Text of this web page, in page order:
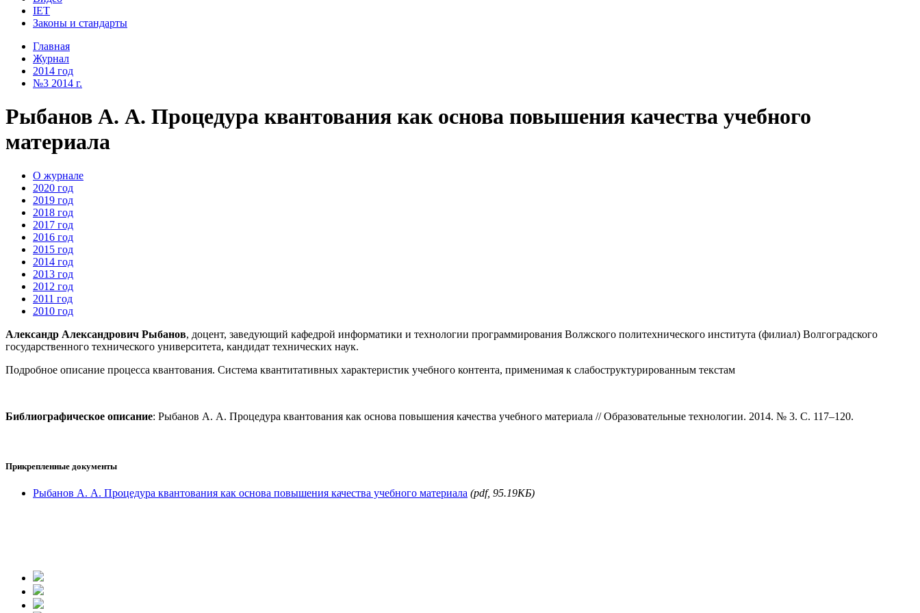
IET
Законы и стандарты
Главная
Журнал
2014 год
№3 2014 г.
Рыбанов А. А. Процедура квантования как основа повышения качества учебного
материала
О журнале
2020 год
2019 год
2018 год
2017 год
2016 год
2015 год
2014 год
2013 год
2012 год
2011 год
2010 год
Александр Александрович Рыбанов, доцент, заведующий кафедрой информатики и технологии программирования Волжского политехнического института (филиал) Волгоградского
государственного технического университета, кандидат технических наук.
Подробное описание процесса квантования. Система квантитативных характеристик учебного контента, применимая к слабоструктурированным текстам
Библиографическое описание: Рыбанов А. А. Процедура квантования как основа повышения качества учебного материала // Образовательные технологии. 2014. № 3. С. 117–120.
Прикрепленные документы
Рыбанов А. А. Процедура квантования как основа повышения качества учебного материала (pdf, 95.19КБ)